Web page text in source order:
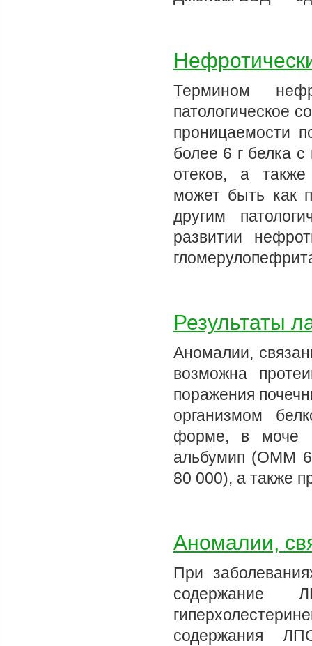
Термином
патологическое
проницаемости
более 6 г белка
отеков, а также
может быть как
другим
развитии
Результаты
Аномалии,
возможна
поражения
организмом
форме, в моче
альбумип (ОММ
80 000), а также
Аномалии,
При
содержание
содержания